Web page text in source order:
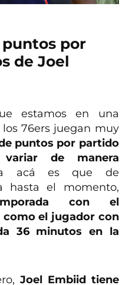
por
de Joel
estamos en una
76ers juegan muy
puntos por partido
de manera
acá es que de
hasta el momento,
con el
el jugador con
36 minutos en la
Joel Embiid tiene